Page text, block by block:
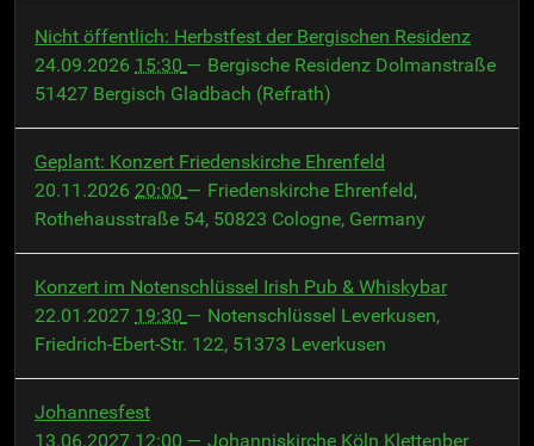
Sense
Nicht öffentlich: Herbstfest der Bergischen Residenz
24.09.2026 15:30 — Bergische Residenz Dolmanstraße
51427 Bergisch Gladbach (Refrath)
Geplant: Konzert Friedenskirche Ehrenfeld
20.11.2026 20:00 — Friedenskirche Ehrenfeld,
Rothehausstraße 54, 50823 Cologne, Germany
Konzert im Notenschlüssel Irish Pub & Whiskybar
22.01.2027 19:30 — Notenschlüssel Leverkusen,
Friedrich-Ebert-Str. 122, 51373 Leverkusen
Johannesfest
13.06.2027 12:00 — Johanniskirche Köln Klettenber